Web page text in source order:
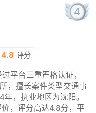
4
4.8 评分
平台三重严格认证，
，擅长案件类型交通事
，执业地区为沈阳。
，评分高达4.8分，平